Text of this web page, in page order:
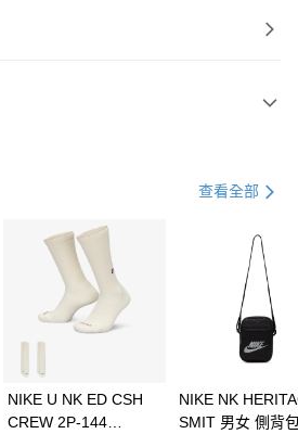
21家銀行
第一商業銀行
彰化商業銀行
查看全部
NIKE U NK ED CSH
CREW 2P-144
NIKE NK
SMIT 男女 側背